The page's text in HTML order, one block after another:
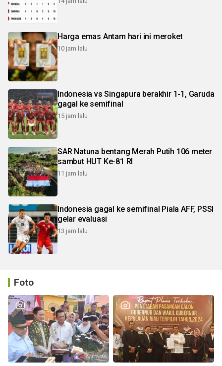
Harga emas Antam hari ini meroket
10 jam lalu
Indonesia vs Singapura berakhir 1-1, Garuda
gagal ke semifinal
15 jam lalu
SAR Natuna bentang Merah Putih 106 meter
sambut HUT Ke-81 RI
11 jam lalu
Indonesia gagal ke semifinal Piala AFF, PSSI
gelar evaluasi
13 jam lalu
Foto